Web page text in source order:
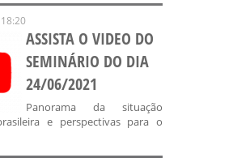
ASSISTA O VIDEO DO
SEMINÁRIO DO DIA
24/06/2021
Panorama da situação
e perspectivas para o